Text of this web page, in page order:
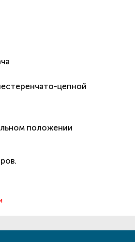
цепной
положении